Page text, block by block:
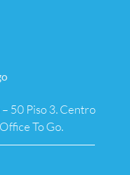
50 Piso 3. Centro
To Go.